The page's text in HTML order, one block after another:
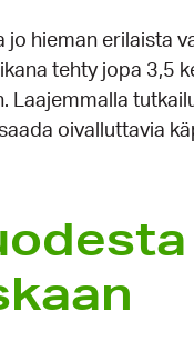
jo hieman erilaista
tehty jopa 3,5
Laajemmalla
oivalluttavia